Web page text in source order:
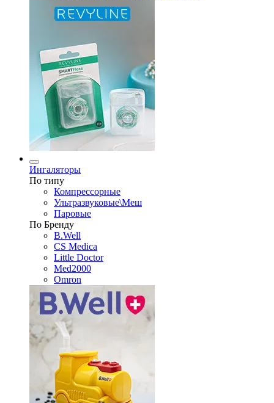
Ингаляторы
По типу
Компрессорные
Ультразвуковые\Меш
Паровые
По Бренду
B.Well
CS Medica
Little Doctor
Med2000
Omron